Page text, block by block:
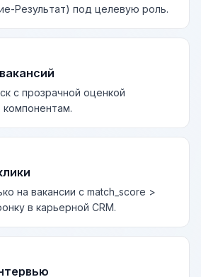
Результат) под целевую роль.
с прозрачной оценкой
компонентам.
на вакансии с match_score >
в карьерной CRM.